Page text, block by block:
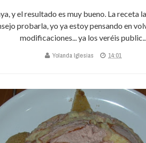
y el resultado es muy bueno. La receta
probarla, yo ya estoy pensando en
modificaciones... ya los veréis
Yolanda Iglesias 14:01